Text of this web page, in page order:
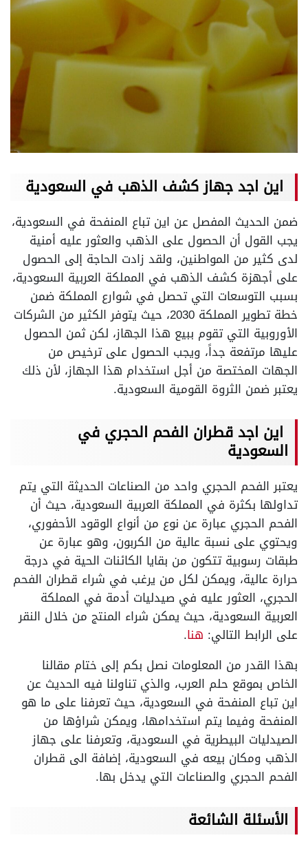
اين اجد جهاز كشف الذهب في السعودية
ضمن الحديث المفصل عن اين تباع المنفحة في السعودية،
يجب القول أن الحصول على الذهب والعثور عليه أمنية
لدى كثير من المواطنين، ولقد زادت الحاجة إلى الحصول
على أجهزة كشف الذهب في المملكة العربية السعودية،
بسبب التوسعات التي تحصل في شوارع المملكة ضمن
خطة تطوير المملكة 2030، حيث يتوفر الكثير من الشركات
الأوروبية التي تقوم ببيع هذا الجهاز، لكن ثمن الحصول
عليها مرتفعة جداً، ويجب الحصول على ترخيص من
الجهات المختصة من أجل استخدام هذا الجهاز، لأن ذلك
يعتبر ضمن الثروة القومية السعودية.
اين اجد قطران الفحم الحجري في
السعودية
يعتبر الفحم الحجري واحد من الصناعات الحديثة التي يتم
تداولها بكثرة في المملكة العربية السعودية، حيث أن
الفحم الحجري عبارة عن نوع من أنواع الوقود الأحفوري،
ويحتوي على نسبة عالية من الكربون، وهو عبارة عن
طبقات رسوبية تتكون من بقايا الكائنات الحية في درجة
حرارة عالية، ويمكن لكل من يرغب في شراء قطران الفحم
الحجري، العثور عليه في صيدليات أدمة في المملكة
العربية السعودية، حيث يمكن شراء المنتج من خلال النقر
على الرابط التالي: هنا.
بهذا القدر من المعلومات نصل بكم إلى ختام مقالنا
الخاص بموقع حلم العرب، والذي تناولنا فيه الحديث عن
اين تباع المنفحة في السعودية، حيث تعرفنا على ما هو
المنفحة وفيما يتم استخدامها، ويمكن شراؤها من
الصيدليات البيطرية في السعودية، وتعرفنا على جهاز
الذهب ومكان بيعه في السعودية، إضافة الى قطران
الفحم الحجري والصناعات التي يدخل بها.
الأسئلة الشائعة